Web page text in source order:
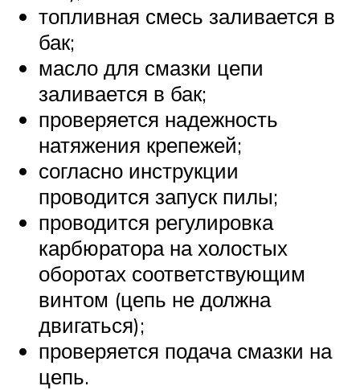
топливная смесь заливается в
бак;
масло для смазки цепи
заливается в бак;
проверяется надежность
натяжения крепежей;
согласно инструкции
проводится запуск пилы;
проводится регулировка
карбюратора на холостых
оборотах соответствующим
винтом (цепь не должна
двигаться);
проверяется подача смазки на
цепь.